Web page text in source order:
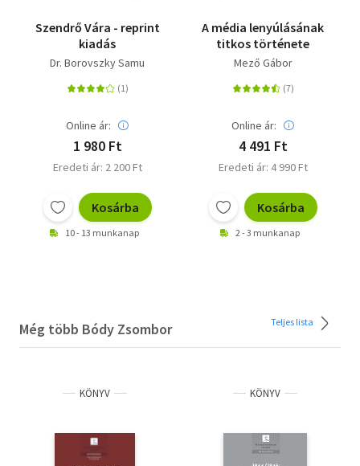
Szendrő Vára - reprint
kiadás
Dr. Borovszky Samu
Online ár:
1 980 Ft
Eredeti ár: 2 200 Ft
Kosárba
10 - 13 munkanap
A média lenyúlásának
titkos története
Mező Gábor
Online ár:
4 491 Ft
Eredeti ár: 4 990 Ft
Kosárba
2 - 3 munkanap
Még több Bódy Zsombor Teljes lista
KÖNYV KÖNYV